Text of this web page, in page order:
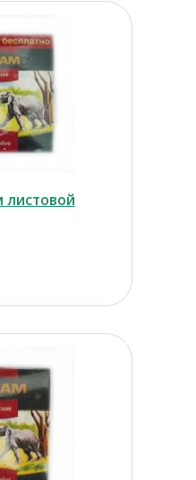
листовой